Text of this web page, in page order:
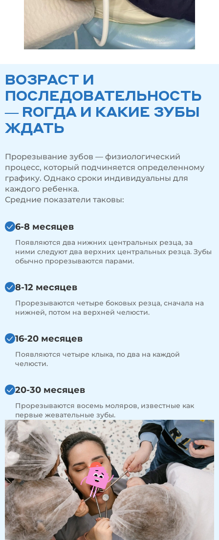
ВОЗРАСТ И
ПОСЛЕДОВАТЕЛЬНОСТЬ
— RОГДА И КАКИЕ ЗУБЫ
ЖДАТЬ
Прорезывание зубов — физиологический
процесс, который подчиняется определенному
графику. Однако сроки индивидуальны для
каждого ребенка.
Средние показатели таковы:
6-8 месяцев
Появляются два нижних центральных резца, за
ними следуют два верхних центральных резца. Зубы
обычно прорезываются парами.
8-12 месяцев
Прорезываются четыре боковых резца, сначала на
нижней, потом на верхней челюсти.
16-20 месяцев
Появляются четыре клыка, по два на каждой
челюсти.
20-30 месяцев
Прорезываются восемь моляров, известные как
первые жевательные зубы.